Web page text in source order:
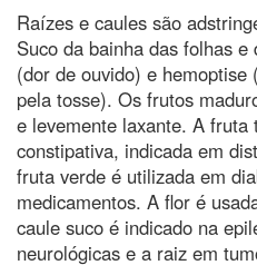
Raízes e caules são
Suco da bainha das folhas
(dor de ouvido) e hemoptise
pela tosse). Os frutos
e levemente laxante. A fruta
constipativa, indicada em
fruta verde é utilizada em
medicamentos. A flor é
caule suco é indicado na
neurológicas e a raiz em